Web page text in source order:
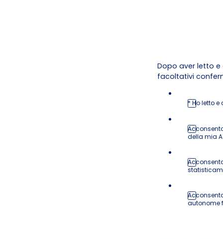
Dopo aver letto
facoltativi
* Ho letto e
della mia
autonome